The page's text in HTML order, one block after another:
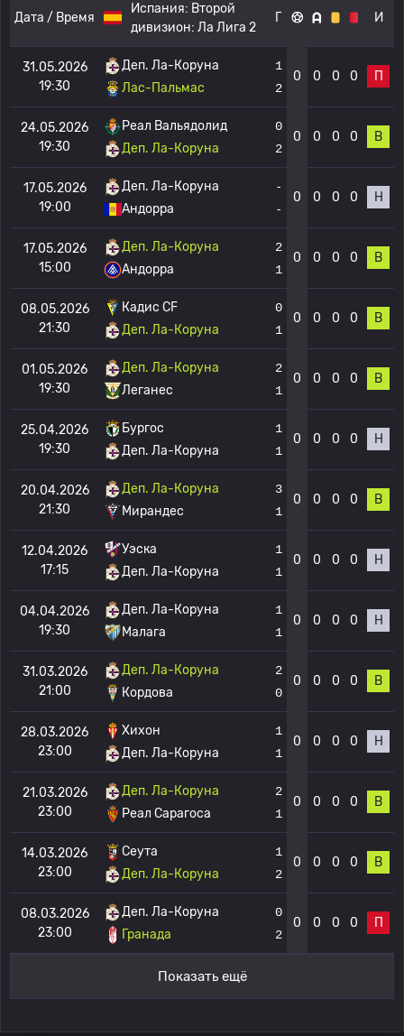
Дата / Время
Испания: Второй
дивизион: Ла Лига 2
Г И
31.05.2026
19:30
Деп. Ла-Коруна
Лас-Пальмас
1
2
0 0 0 0 П
24.05.2026
19:30
Реал Вальядолид
Деп. Ла-Коруна
0
2
0 0 0 0 В
17.05.2026
19:00
Деп. Ла-Коруна
Андорра
-
-
0 0 0 0 Н
17.05.2026
15:00
Деп. Ла-Коруна
Андорра
2
1
0 0 0 0 В
08.05.2026
21:30
Кадис CF
Деп. Ла-Коруна
0
1
0 0 0 0 В
01.05.2026
19:30
Деп. Ла-Коруна
Леганес
2
1
0 0 0 0 В
25.04.2026
19:30
Бургос
Деп. Ла-Коруна
1
1
0 0 0 0 Н
20.04.2026
21:30
Деп. Ла-Коруна
Мирандес
3
1
0 0 0 0 В
12.04.2026
17:15
Уэска
Деп. Ла-Коруна
1
1
0 0 0 0 Н
04.04.2026
19:30
Деп. Ла-Коруна
Малага
1
1
0 0 0 0 Н
31.03.2026
21:00
Деп. Ла-Коруна
Кордова
2
0
0 0 0 0 В
28.03.2026
23:00
Хихон
Деп. Ла-Коруна
1
1
0 0 0 0 Н
21.03.2026
23:00
Деп. Ла-Коруна
Реал Сарагоса
2
1
0 0 0 0 В
14.03.2026
23:00
Сеута
Деп. Ла-Коруна
1
2
0 0 0 0 В
08.03.2026
23:00
Деп. Ла-Коруна
Гранада
0
2
0 0 0 0 П
Показать ещё